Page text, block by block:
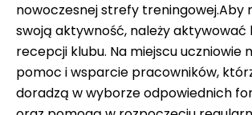
nowoczesnej strefy treningowej.Aby
swoją aktywność, należy aktywować
recepcji klubu. Na miejscu uczniowie
pomoc i wsparcie pracowników,
doradzą w wyborze odpowiednich